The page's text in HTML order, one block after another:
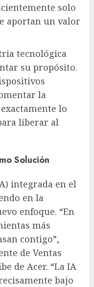
solo
aportan un valor
tecnológica
su propósito.
la
lo
liberar al
Solución
integrada en el
en la
enfoque. “En
más
contigo”,
de Ventas
de Acer. “La IA
bajo